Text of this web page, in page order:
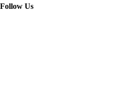
Follow Us